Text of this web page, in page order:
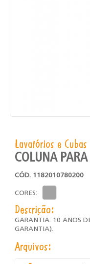
Lavatórios e Cubas
COLUNA
CÓD. 1182010780200
CORES:
Descrição:
GARANTIA: 10 ANOS
GARANTIA).
Arquivos: